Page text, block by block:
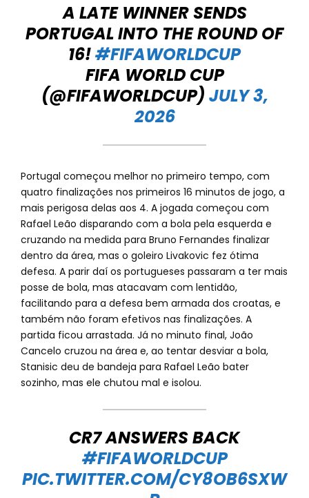
A LATE WINNER SENDS
PORTUGAL INTO THE ROUND OF
16!#FIFAWORLDCUP
FIFA WORLD CUP
(@FIFAWORLDCUP) JULY 3,
2026
Portugal começou melhor no primeiro tempo, com
quatro finalizações nos primeiros 16 minutos de jogo, a
mais perigosa delas aos 4. A jogada começou com
Rafael Leão disparando com a bola pela esquerda e
cruzando na medida para Bruno Fernandes finalizar
dentro da área, mas o goleiro Livakovic fez ótima
defesa. A parir daí os portugueses passaram a ter mais
posse de bola, mas atacavam com lentidão,
facilitando para a defesa bem armada dos croatas, e
também não foram efetivos nas finalizações. A
partida ficou arrastada. Já no minuto final, João
Cancelo cruzou na área e, ao tentar desviar a bola,
Stanisic deu de bandeja para Rafael Leão bater
sozinho, mas ele chutou mal e isolou.
CR7 ANSWERS BACK
#FIFAWORLDCUP
PIC.TWITTER.COM/CY8OB6SXW